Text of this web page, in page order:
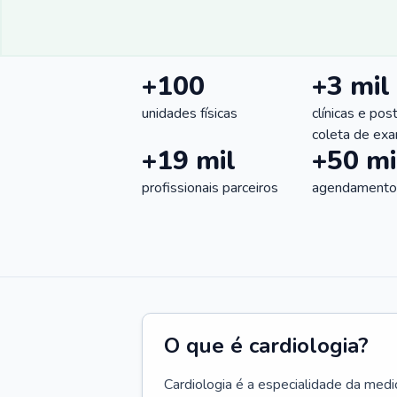
+100
unidades físicas
+3 mil
clínicas e
coleta de
+19 mil
profissionais parceiros
+50
O que é cardiologia?
Cardiologia é a especialidade da